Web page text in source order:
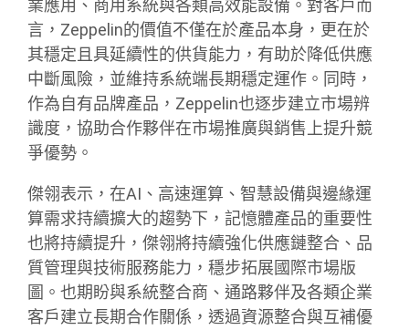
業應用、商用系統與各類高效能設備。對客戶而
言，Zeppelin的價值不僅在於產品本身，更在於
其穩定且具延續性的供貨能力，有助於降低供應
中斷風險，並維持系統端長期穩定運作。同時，
作為自有品牌產品，Zeppelin也逐步建立市場辨
識度，協助合作夥伴在市場推廣與銷售上提升競
爭優勢。
傑翎表示，在AI、高速運算、智慧設備與邊緣運
算需求持續擴大的趨勢下，記憶體產品的重要性
也將持續提升，傑翎將持續強化供應鏈整合、品
質管理與技術服務能力，穩步拓展國際市場版
圖。也期盼與系統整合商、通路夥伴及各類企業
客戶建立長期合作關係，透過資源整合與互補優